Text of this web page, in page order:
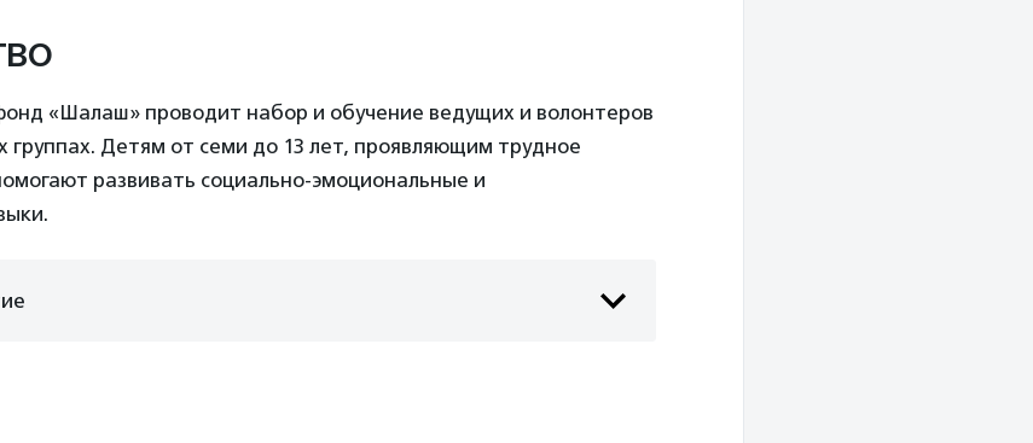
«Шалаш» проводит набор и обучение ведущих и волонтеров
группах. Детям от семи до 13 лет, проявляющим трудное
развивать социально-эмоциональные и